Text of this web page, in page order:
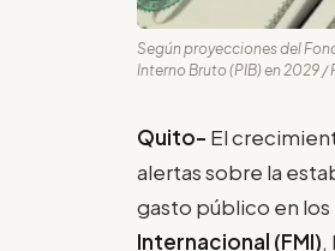
Según proyecciones del
Interno Bruto (PIB) en 2029 /
Quito- El
alertas sobre la
gasto público en
Internacional (FMI),